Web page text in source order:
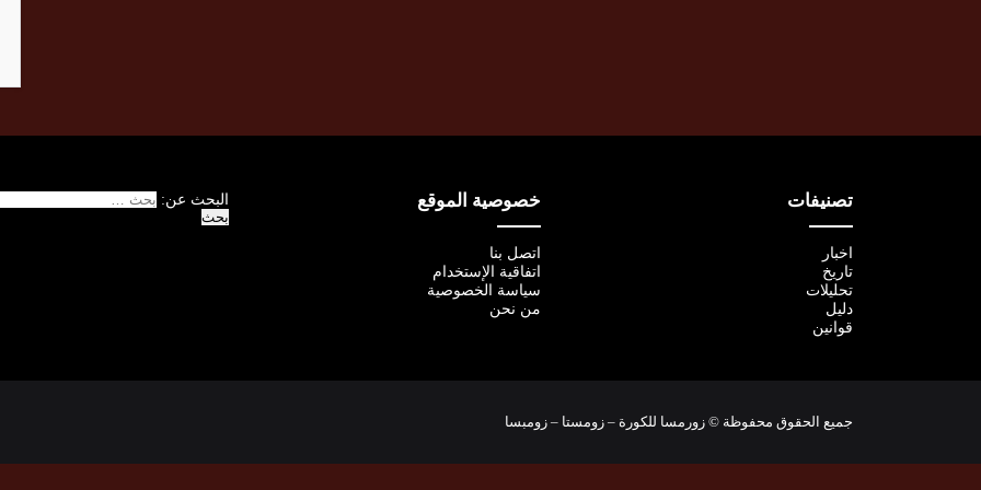
تصنيفات
اخبار
تاريخ
تحليلات
دليل
قوانين
خصوصية الموقع
اتصل بنا
اتفاقية الإستخدام
سياسة الخصوصية
من نحن
البحث عن:
جميع الحقوق محفوظة © زورمسا للكورة – زومستا – زومبسا